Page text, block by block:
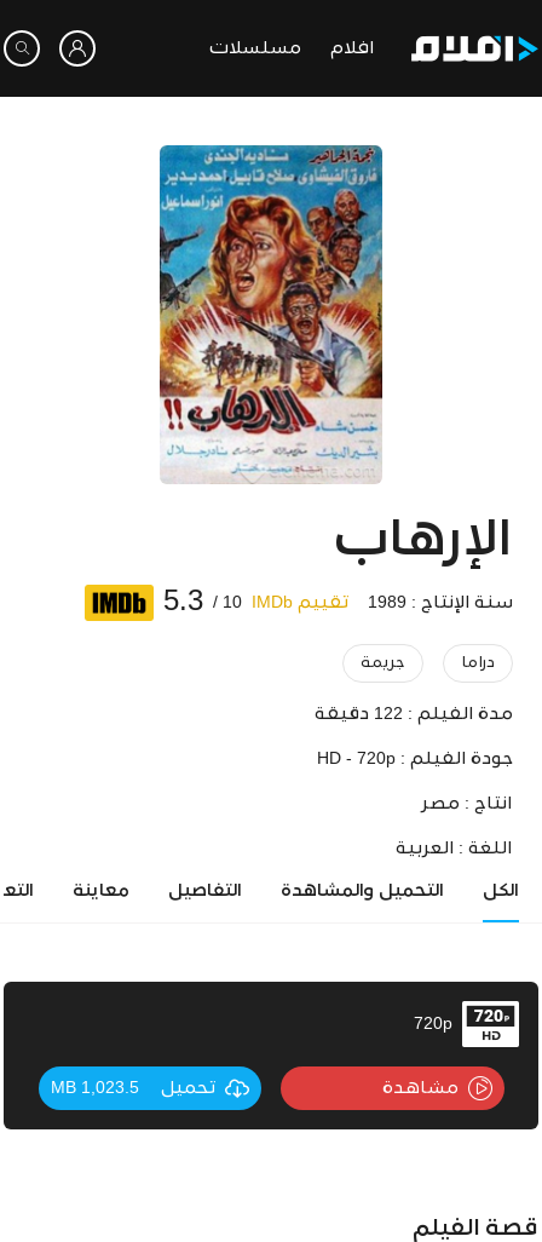
افلام مسلسلات
الإرهاب
سنة الإنتاج : 1989 تقييم IMDb 10 /
5.3
دراما جريمة
مدة الفيلم : 122 دقيقة
جودة الفيلم : HD - 720p
انتاج : مصر
اللغة : العربية
الكل التحميل والمشاهدة التفاصيل معاينة
720p
مشاهدة تحميل 1,023.5 MB
قصة الفيلم